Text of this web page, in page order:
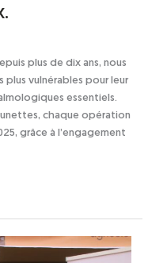
plus de dix ans, nous
plus vulnérables pour leur
essentiels.
chaque opération
grâce à l’engagement